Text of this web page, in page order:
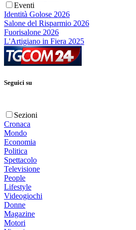
Eventi
Identità Golose 2026
Salone del Risparmio 2026
Fuorisalone 2026
L'Artigiano in Fiera 2025
Seguici su
Sezioni
Cronaca
Mondo
Economia
Politica
Spettacolo
Televisione
People
Lifestyle
Videogiochi
Donne
Magazine
Motori